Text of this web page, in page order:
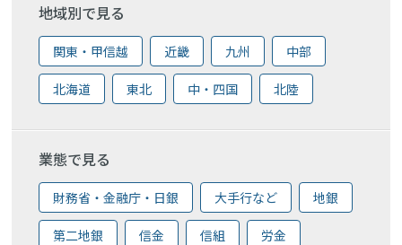
地域別で見る
関東・甲信越 近畿 九州 中部
北海道 東北 中・四国 北陸
業態で見る
財務省・金融庁・日銀 大手行など 地銀
第二地銀 信金 信組 労金